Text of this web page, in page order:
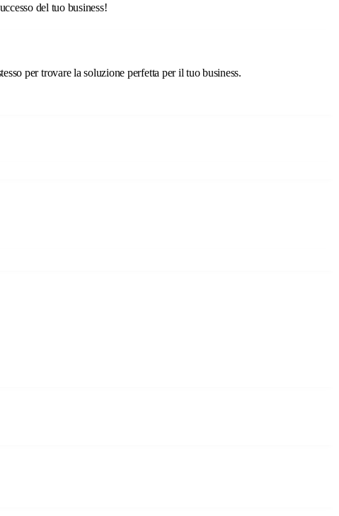
del tuo business!
per trovare la soluzione perfetta per il tuo business.